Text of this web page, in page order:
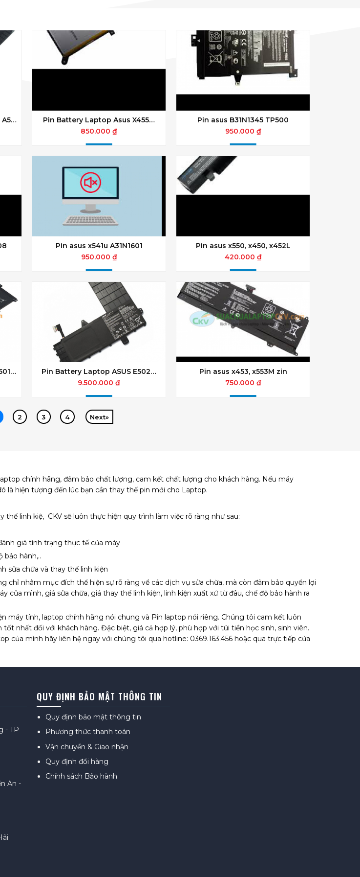
Pin Battery Laptop Asus X455M
X554 K555M X555M F555
(C21N1347) ZIN
850.000 ₫
Pin asus B31N1345 TP500
950.000 ₫
Pin asus x541u A31N1601
950.000 ₫
Pin asus x550, x450, x452L
420.000 ₫
Pin Battery Laptop ASUS E502M
(B21N1506) Chính Hãng
9.500.000 ₫
Pin asus x453, x553M zin
750.000 ₫
2 3 4 Next»
chính hãng, đảm bảo chất lượng, cam kết chất lượng cho khách hàng. Nếu máy
là hiện tượng đến lúc bạn cần thay thế pin mới cho Laptop.
linh kiệ, CKV sẽ luôn thực hiện quy trình làm việc rõ ràng như sau:
giá tình trạng thực tế của máy
bảo hành,..
sửa chữa và thay thế linh kiện
chỉ nhằm mục đích thể hiện sự rõ ràng về các dịch vụ sửa chữa, mà còn đảm bảo quyền lợi
mình, giá sửa chữa, giá thay thế linh kiện, linh kiện xuất xứ từ đâu, chế độ bảo hành ra
máy tính, laptop chính hãng nói chung và Pin laptop nói riêng. Chúng tôi cam kết luôn
nhất đối với khách hàng. Đặc biệt, giá cả hợp lý, phù hợp với túi tiền học sinh, sinh viên.
của mình hãy liên hệ ngay với chúng tôi qua hotline: 0369.163.456 hoặc qua trực tiếp cửa
- TP
An -
QUY ĐỊNH BẢO MẬT THÔNG TIN
Quy định bảo mật thông tin
Phương thức thanh toán
Vận chuyển & Giao nhận
Quy định đổi hàng
Chính sách Bảo hành